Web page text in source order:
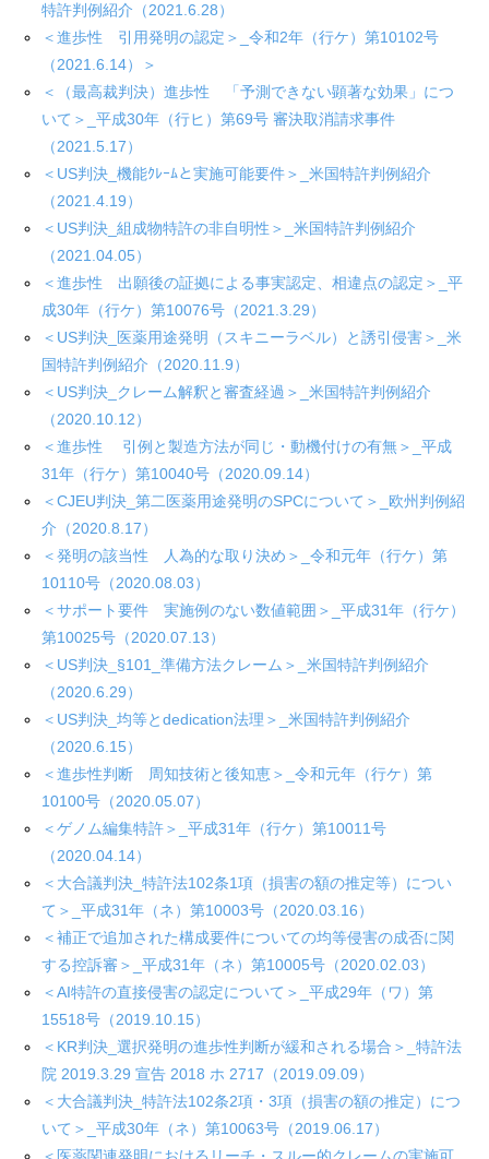
特許判例紹介（2021.6.28）
＜進歩性 引用発明の認定＞_令和2年（行ケ）第10102号
（2021.6.14）＞
＜（最高裁判決）進歩性 「予測できない顕著な効果」につ
いて＞_平成30年（行ヒ）第69号 審決取消請求事件
（2021.5.17）
＜US判決_機能ｸﾚｰﾑと実施可能要件＞_米国特許判例紹介
（2021.4.19）
＜US判決_組成物特許の非自明性＞_米国特許判例紹介
（2021.04.05）
＜進歩性 出願後の証拠による事実認定、相違点の認定＞_平
成30年（行ケ）第10076号（2021.3.29）
＜US判決_医薬用途発明（スキニーラベル）と誘引侵害＞_米
国特許判例紹介（2020.11.9）
＜US判決_クレーム解釈と審査経過＞_米国特許判例紹介
（2020.10.12）
＜進歩性 引例と製造方法が同じ・動機付けの有無＞_平成
31年（行ケ）第10040号（2020.09.14）
＜CJEU判決_第二医薬用途発明のSPCについて＞_欧州判例紹
介（2020.8.17）
＜発明の該当性 人為的な取り決め＞_令和元年（行ケ）第
10110号（2020.08.03）
＜サポート要件 実施例のない数値範囲＞_平成31年（行ケ）
第10025号（2020.07.13）
＜US判決_§101_準備方法クレーム＞_米国特許判例紹介
（2020.6.29）
＜US判決_均等とdedication法理＞_米国特許判例紹介
（2020.6.15）
＜進歩性判断 周知技術と後知恵＞_令和元年（行ケ）第
10100号（2020.05.07）
＜ゲノム編集特許＞_平成31年（行ケ）第10011号
（2020.04.14）
＜大合議判決_特許法102条1項（損害の額の推定等）につい
て＞_平成31年（ネ）第10003号（2020.03.16）
＜補正で追加された構成要件についての均等侵害の成否に関
する控訴審＞_平成31年（ネ）第10005号（2020.02.03）
＜AI特許の直接侵害の認定について＞_平成29年（ワ）第
15518号（2019.10.15）
＜KR判決_選択発明の進歩性判断が緩和される場合＞_特許法
院 2019.3.29 宣告 2018 ホ 2717（2019.09.09）
＜大合議判決_特許法102条2項・3項（損害の額の推定）につ
いて＞_平成30年（ネ）第10063号（2019.06.17）